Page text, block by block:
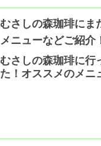
むさしの森珈琲にま
メニューなどご紹介
むさしの森珈琲に行
た！オススメのメニ